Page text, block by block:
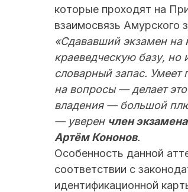
которые проходят на
взаимосвязь Амурского
«Сдававший экзамен на
краеведческую базу,
словарный запас. Умеет
на вопросы — делает
владения — большой
— уверен член
Артём Кононов.
Особенность данной
соответствии с
идентификационной